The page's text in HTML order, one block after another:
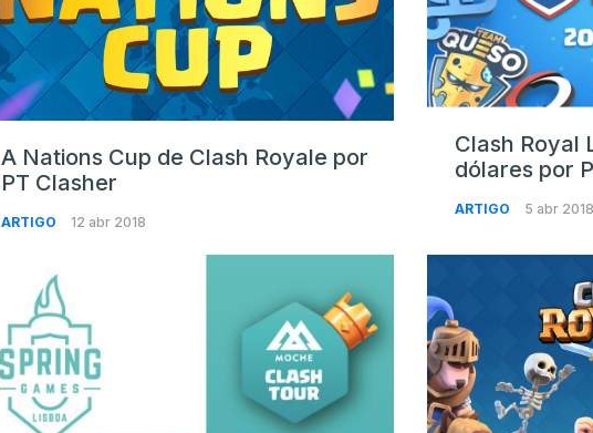
A Nations Cup de Clash Royale por
PT Clasher
ARTIGO 12 abr 2018
Clash Royal
dólares por
ARTIGO 5 abr 2018